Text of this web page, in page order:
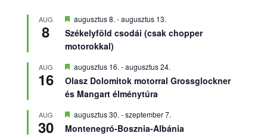
AUG
8
Kiemelt
augusztus 8. -augusztus 13.
Székelyföld csodái (csak chopper
motorokkal)
AUG
16
Kiemelt
augusztus 16. -augusztus 24.
Olasz Dolomitok motorral Grossglockner
és Mangart élménytúra
AUG
30
Kiemelt
augusztus 30. -szeptember 7.
Montenegró-Bosznia-Albánia